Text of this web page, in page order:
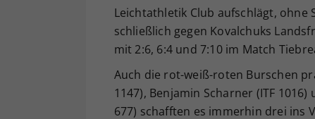
Leichtathletik Club aufschlägt,
schließlich gegen Kovalchuks
mit 2:6, 6:4 und 7:10 im Match
Auch die rot-weiß-roten Burschen
1147), Benjamin Scharner (ITF
677) schafften es immerhin drei ins